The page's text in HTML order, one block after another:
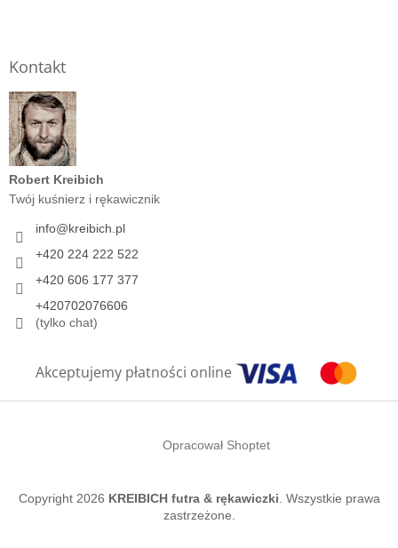
Kontakt
Robert Kreibich
Twój kuśnierz i rękawicznik
info@kreibich.pl
+420 224 222 522
+420 606 177 377
+420702076606
(tylko chat)
Akceptujemy płatności online
Opracował Shoptet
Copyright 2026 KREIBICH futra & rękawiczki . Wszystkie prawa
zastrzeżone.